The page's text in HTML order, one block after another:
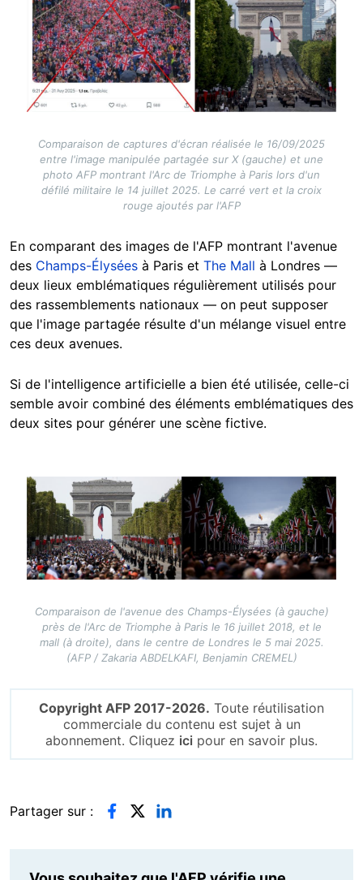
Comparaison de captures d'écran réalisée le 16/09/2025
entre l'image manipulée partagée sur X (gauche) et une
photo AFP montrant l'Arc de Triomphe à Paris lors d'un
défilé militaire le 14 juillet 2025. Le carré vert et la croix
rouge ajoutés par l'AFP
En comparant des images de l'AFP montrant l'avenue
des Champs-Élysées à Paris et The Mall à Londres —
deux lieux emblématiques régulièrement utilisés pour
des rassemblements nationaux — on peut supposer
que l'image partagée résulte d'un mélange visuel entre
ces deux avenues.
Si de l'intelligence artificielle a bien été utilisée, celle-ci
semble avoir combiné des éléments emblématiques des
deux sites pour générer une scène fictive.
Image
Comparaison de l'avenue des Champs-Élysées (à gauche)
près de l'Arc de Triomphe à Paris le 16 juillet 2018, et le
mall (à droite), dans le centre de Londres le 5 mai 2025.
(AFP / Zakaria ABDELKAFI, Benjamin CREMEL)
Copyright AFP 2017-2026. Toute réutilisation
commerciale du contenu est sujet à un
abonnement. Cliquez ici pour en savoir plus.
Partager sur :